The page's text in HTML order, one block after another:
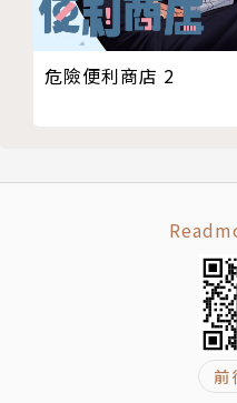
危險便利商店 2
前